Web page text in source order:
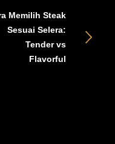
Memilih Steak
Sesuai Selera:
Tender vs
Flavorful